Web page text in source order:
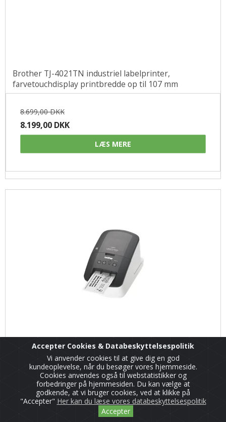
Brother TJ-4021TN industriel labelprinter,
farvetouchdisplay printbredde op til 107 mm
8.699,00 DKK
8.199,00 DKK
LÆS MERE
Brother QL-700 Labelprinter USB adresselabelprinter
Accepter Cookies & Databeskyttelsespolitik
Vi anvender cookies til at give dig en god
kundeoplevelse, når du besøger vores hjemmeside.
Cookies anvendes også til webstatistikker og
forbedringer på hjemmesiden. Du kan vælge at
godkende, at vi bruger cookies, ved at klikke på
"Accepter" Her kan du læse vores databeskyttelsespolitik
Accepter